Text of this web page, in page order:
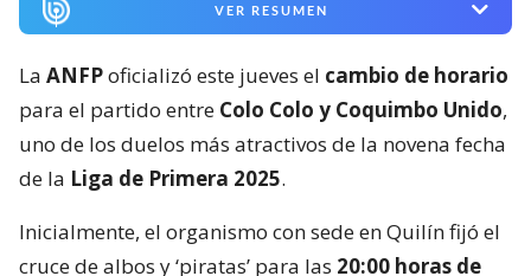
VER RESUMEN
La ANFPoficializó este jueves el cambio de horario
para el partido entre Colo Colo y Coquimbo Unido,
uno de los duelos más atractivos de la novena fecha
de la Liga de Primera 2025.
Inicialmente, el organismo con sede en Quilín fijó el
cruce de albos y ‘piratas’ para las 20:00 horas de